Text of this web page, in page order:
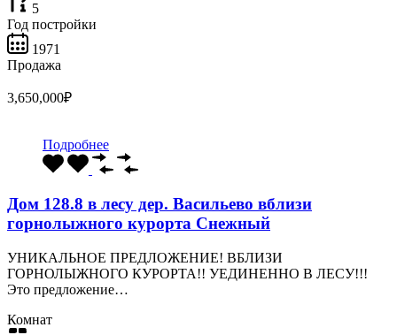
5
Год постройки
1971
Продажа
3,650,000₽
Подробнее
Дом 128.8 в лесу дер. Васильево вблизи
горнолыжного курорта Снежный
УНИКАЛЬНОЕ ПРЕДЛОЖЕНИЕ! ВБЛИЗИ
ГОРНОЛЫЖНОГО КУРОРТА!! УЕДИНЕННО В ЛЕСУ!!!
Это предложение…
Комнат